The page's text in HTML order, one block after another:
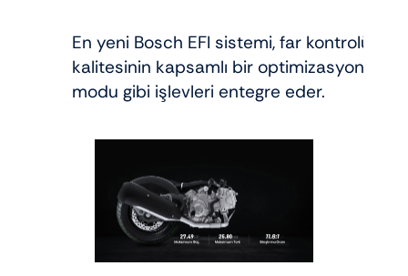
En yeni Bosch EFI sistemi, far kontrolü,
kalitesinin kapsamlı bir optimizasyonunu
modu gibi işlevleri entegre eder.